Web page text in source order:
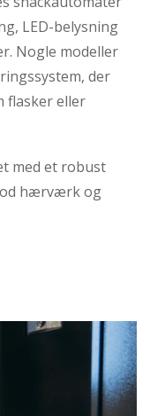
LED-belysning
Nogle modeller
der
flasker eller
med et robust
hærværk og